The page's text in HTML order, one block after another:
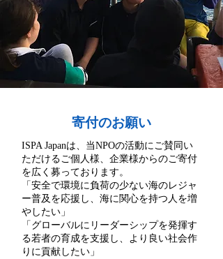
寄付のお願い
ISPA Japanは、当NPOの活動にご賛同い
ただけるご個人様、企業様からのご寄付
を広く募っております。
「安全で環境に負荷の少ない海のレジャ
ー普及を応援し、海に関心を持つ人を増
やしたい」
「グローバルにリーダーシップを発揮す
る若者の育成を支援し、より良い社会作
りに貢献したい」